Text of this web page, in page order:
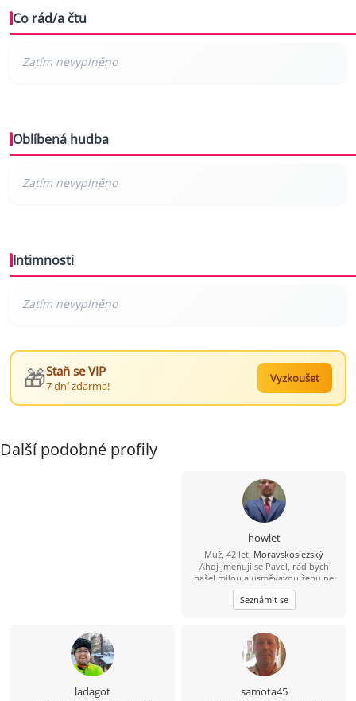
Co rád/a čtu
Oblíbená hudba
Intimnosti
🎁Staň se VIP
7 dní zdarma!
Vyzkoušet
Další podobné profily
howlet
Muž, 42 let, Moravskoslezský
Ahoj jmenuji se Pavel, rád bych
našel milou a usměvavou ženu ne
jen na pokec ale pokud možno i na
vážný vztah mezi 26 a 49 lety, pokud
budeš chtít ozvi se, budu moc rád
Seznámit se
ladagot samota45